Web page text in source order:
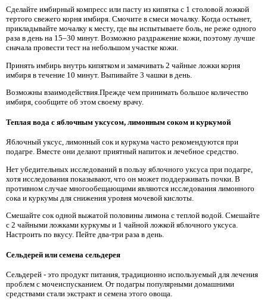
Сделайте имбирный компресс или пасту из кипятка с 1 столовой ложкой
тертого свежего корня имбиря. Смочите в смеси мочалку. Когда остынет,
прикладывайте мочалку к месту, где вы испытываете боль, не реже одного
раза в день на 15–30 минут. Возможно раздражение кожи, поэтому лучше
сначала провести тест на небольшом участке кожи.
Принять имбирь внутрь кипятком и замачивать 2 чайные ложки корня
имбиря в течение 10 минут. Выпивайте 3 чашки в день.
Возможны взаимодействия.Прежде чем принимать большое количество
имбиря, сообщите об этом своему врачу.
Теплая вода с яблочным уксусом, лимонным соком и куркумой
Яблочный уксус, лимонный сок и куркума часто рекомендуются при
подагре. Вместе они делают приятный напиток и лечебное средство.
Нет убедительных исследований в пользу яблочного уксуса при подагре,
хотя исследования показывают, что он может поддерживать почки. В
противном случае многообещающими являются исследования лимонного
сока и куркумы для снижения уровня мочевой кислоты.
Смешайте сок одной выжатой половины лимона с теплой водой. Смешайте
с 2 чайными ложками куркумы и 1 чайной ложкой яблочного уксуса.
Настроить по вкусу. Пейте два-три раза в день.
Сельдерей или семена сельдерея
Сельдерей - это продукт питания, традиционно используемый для лечения
проблем с мочеиспусканием. От подагры популярными домашними
средствами стали экстракт и семена этого овоща.